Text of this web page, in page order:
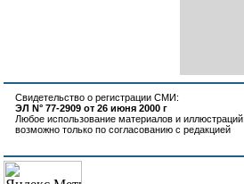
Свидетельство о регистрации СМИ:
ЭЛ N° 77-2909 от 26 июня 2000 г
Любое использование материалов и иллюстраций
возможно только по согласованию с редакцией